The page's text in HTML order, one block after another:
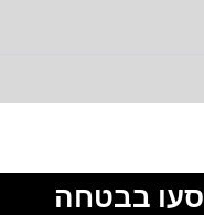
סעו בבטחה